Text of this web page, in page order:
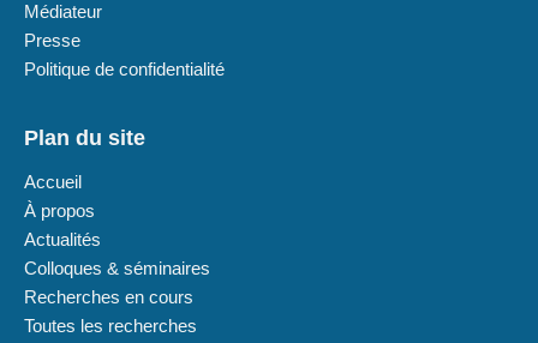
Médiateur
Presse
Politique de confidentialité
Plan du site
Accueil
À propos
Actualités
Colloques & séminaires
Recherches en cours
Toutes les recherches